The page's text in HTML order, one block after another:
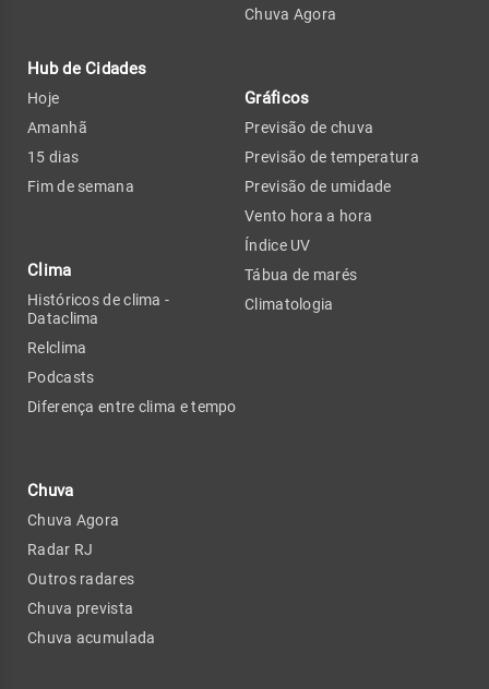
Hub de Cidades
Hoje
Amanhã
15 dias
Fim de semana
Clima
Históricos de clima -
Dataclima
Relclima
Podcasts
Diferença entre clima e tempo
Chuva
Chuva Agora
Radar RJ
Outros radares
Chuva prevista
Chuva acumulada
Chuva Agora
Gráficos
Previsão de chuva
Previsão de temperatura
Previsão de umidade
Vento hora a hora
Índice UV
Tábua de marés
Climatologia